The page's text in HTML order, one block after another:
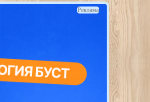
Реклама